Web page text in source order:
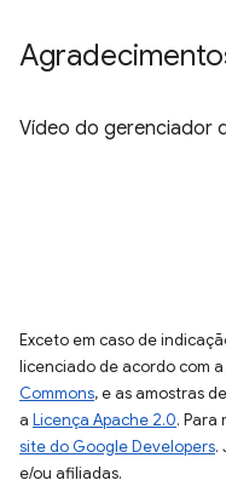
Vídeo do gerenciador
Exceto em caso de
licenciado de acordo com a
Commons, e as amostras
a Licença Apache 2.0. Para
site do Google Developers.
e/ou afiliadas.